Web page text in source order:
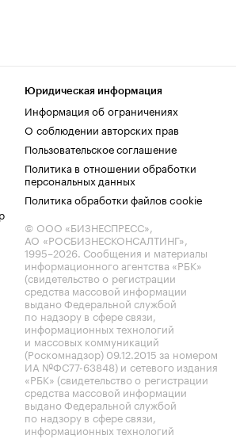
Юридическая информация
Информация об ограничениях
О соблюдении авторских прав
Пользовательское соглашение
Политика в отношении обработки
персональных данных
Политика обработки файлов cookie
© ООО «БИЗНЕСПРЕСС»,
АО «РОСБИЗНЕСКОНСАЛТИНГ»,
1995–2026. Сообщения и материалы
информационного агентства «РБК»
(свидетельство о регистрации
средства массовой информации
выдано Федеральной службой
по надзору в сфере связи,
информационных технологий
и массовых коммуникаций
(Роскомнадзор) 09.12.2015 за номером
ИА №ФС77-63848) и сетевого издания
«РБК» (свидетельство о регистрации
средства массовой информации
выдано Федеральной службой
по надзору в сфере связи,
информационных технологий